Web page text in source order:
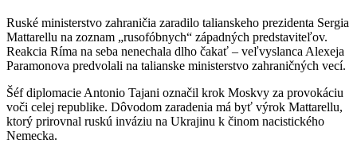
Ruské ministerstvo zahraničia zaradilo talianskeho prezidenta Sergia
Mattarellu na zoznam „rusofóbnych“ západných predstaviteľov.
Reakcia Ríma na seba nenechala dlho čakať – veľvyslanca Alexeja
Paramonova predvolali na talianske ministerstvo zahraničných vecí.
Šéf diplomacie Antonio Tajani označil krok Moskvy za provokáciu
voči celej republike. Dôvodom zaradenia má byť výrok Mattarellu,
ktorý prirovnal ruskú inváziu na Ukrajinu k činom nacistického
Nemecka.